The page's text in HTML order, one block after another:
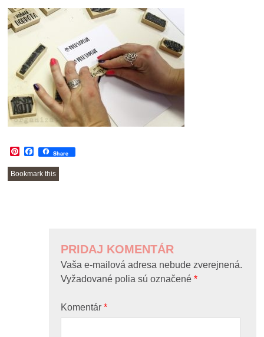
Pinterest
Facebook
Share
Bookmark this
PRIDAJ KOMENTÁR
Vaša e-mailová adresa nebude zverejnená.
Vyžadované polia sú označené*
Komentár*